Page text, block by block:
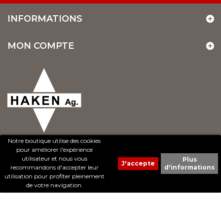
Notre boutique utilise des cookies
pour améliorer l'expérience
utilisateur et nous vous
recommandons d'accepter leur
utilisation pour profiter pleinement
de votre navigation.
Plus
d'informations
INFORMATIONS
MON COMPTE
© 2017 - Cheval Liberté. Tous droits réservés.
Création de sites Internet | ProduWeb